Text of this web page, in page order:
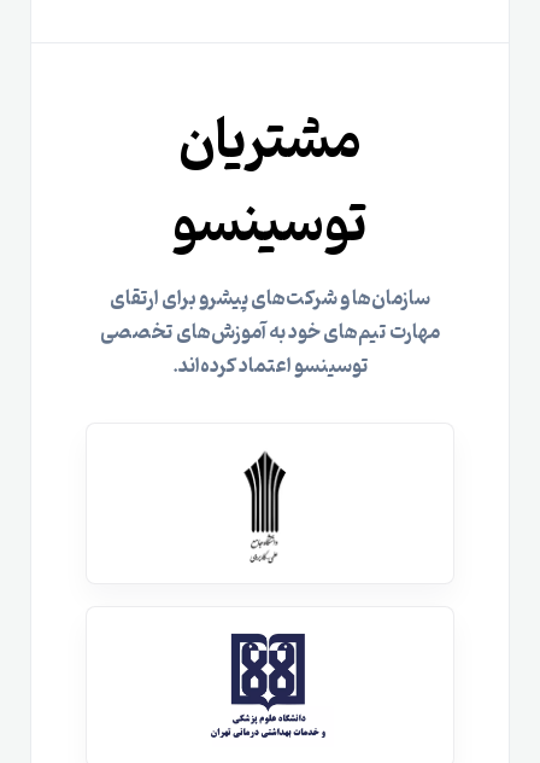
مشتریان
توسینسو
سازمان‌ها و شرکت‌های پیشرو برای ارتقای
مهارت تیم‌های خود به آموزش‌های تخصصی
توسینسو اعتماد کرده‌اند.